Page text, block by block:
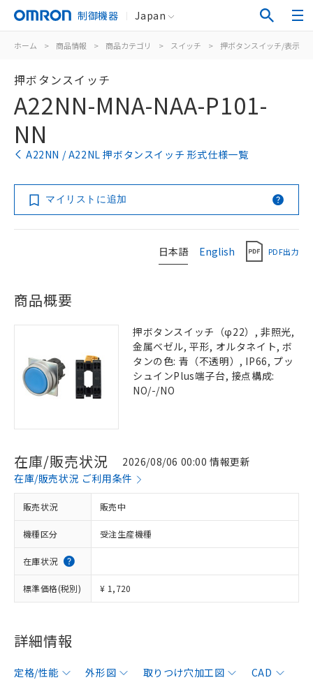
制御機器 Japan
ホーム > 商品情報 > 商品カテゴリ > スイッチ > 押ボタンスイッチ/表示灯
押ボタンスイッチ
A22NN-MNA-NAA-P101-
NN
A22NN / A22NL 押ボタンスイッチ 形式仕様一覧
マイリストに追加
日本語 English PDF出力
商品概要
押ボタンスイッチ（φ22）, 非照光,
金属ベゼル, 平形, オルタネイト, ボ
タンの色: 青（不透明）, IP66, プッ
シュインPlus端子台, 接点構成:
NO/-/NO
在庫/販売状況
2026/08/06 00:00 情報更新
在庫/販売状況 ご利用条件
販売状況 販売中
機種区分 受注生産機種
在庫状況
標準価格(税別) ¥ 1,720
詳細情報
定格/性能 外形図 取りつけ穴加工図
CAD